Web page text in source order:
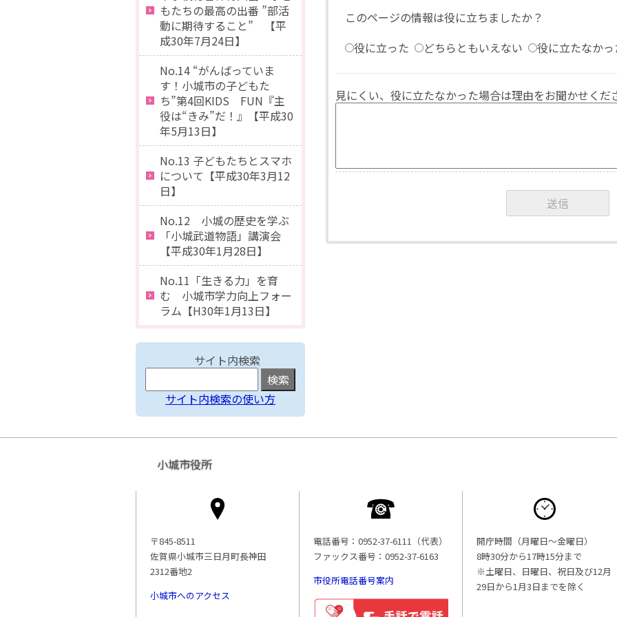
このページの情報は役に立ちましたか？
役に立った
どちらともいえない 役に立たなかっ
見にくい、役に立たなかった場合は理由をお聞かせくだ
もたちの最高の出番 ”部活
動に期待すること” 【平
成30年7月24日】
No.14 “がんばっていま
す！小城市の子どもた
ち”第4回KIDS FUN『主
役は“きみ”だ！』【平成30
年5月13日】
No.13 子どもたちとスマホ
について【平成30年3月12
日】
No.12 小城の歴史を学ぶ
「小城武道物語」講演会
【平成30年1月28日】
No.11「生きる力」を育
む 小城市学力向上フォー
ラム【H30年1月13日】
サイト内検索
サイト内検索の使い方
小城市役所
〒845-8511
佐賀県小城市三日月町長神田
2312番地2
小城市へのアクセス
電話番号：0952-37-6111（代表）
ファックス番号：0952-37-6163
市役所電話番号案内
開庁時間（月曜日〜金曜日）
8時30分から17時15分まで
※土曜日、日曜日、祝日及び12月
29日から1月3日までを除く